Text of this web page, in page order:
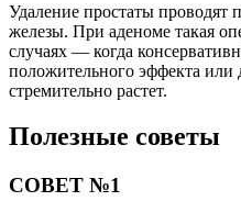
Удаление простаты проводят
железы. При аденоме такая
случаях — когда
положительного эффекта или
стремительно растет.
Полезные советы
СОВЕТ №1